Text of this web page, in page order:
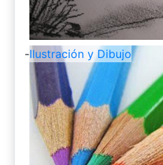
-Ilustración y Dibujo